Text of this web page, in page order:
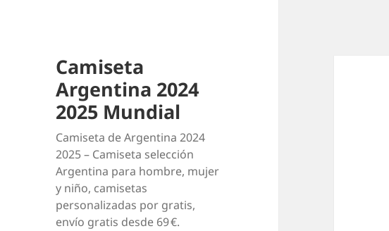
Camiseta
Argentina 2024
2025 Mundial
Camiseta de Argentina 2024
2025 – Camiseta selección
Argentina para hombre, mujer
y niño, camisetas
personalizadas por gratis,
envío gratis desde 69 €.